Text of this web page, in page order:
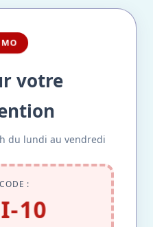
votre
du lundi au vendredi
:
10